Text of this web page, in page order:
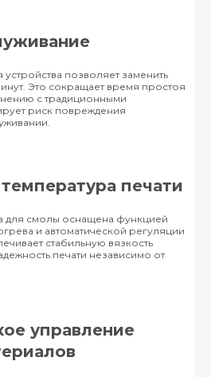
позволяет заменить
Это сокращает время простоя
с традиционными
риск повреждения
печати
для смолы оснащена функцией
и автоматической регуляции
стабильную вязкость
печати независимо от
управление